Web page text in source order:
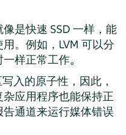
是快速 SSD 一样，能
。例如，LVM 可以分
样正常工作。
入的原子性，因此，
应用程序也能保持正
通道来运行媒体错误